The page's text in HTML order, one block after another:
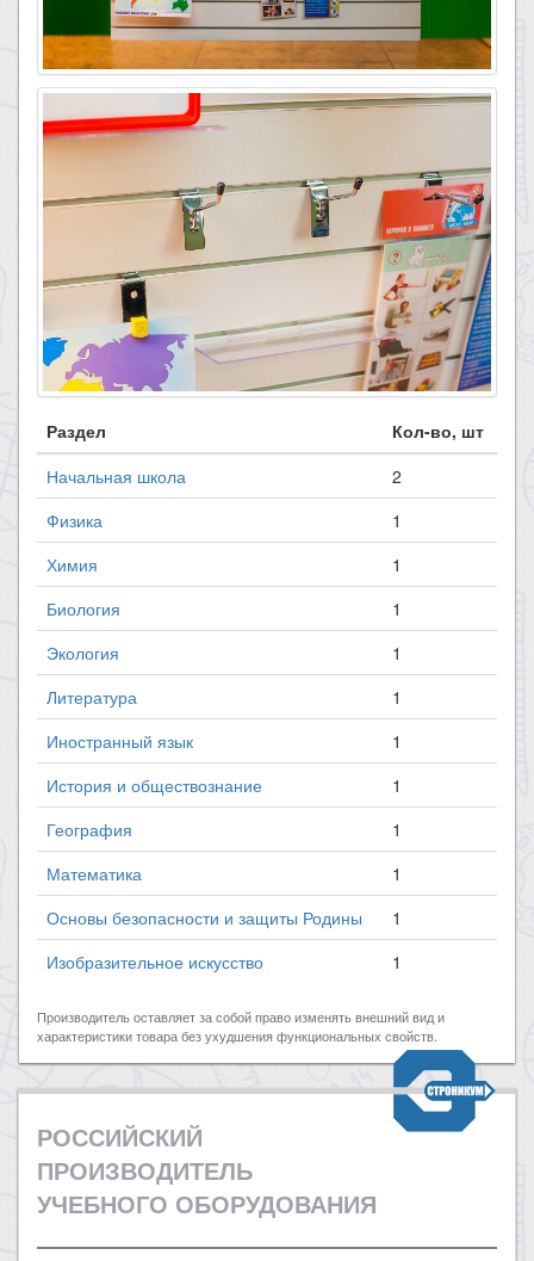
Раздел
Кол-во, шт
Начальная школа
2
Физика
1
Химия
1
Биология
1
Экология
1
Литература
1
Иностранный язык
1
История и обществознание
1
География
1
Математика
1
Основы безопасности и защиты Родины
1
Изобразительное искусство
1
Производитель оставляет за собой право изменять внешний вид и
характеристики товара без ухудшения функциональных свойств.
РОССИЙСКИЙ
ПРОИЗВОДИТЕЛЬ
УЧЕБНОГО ОБОРУДОВАНИЯ